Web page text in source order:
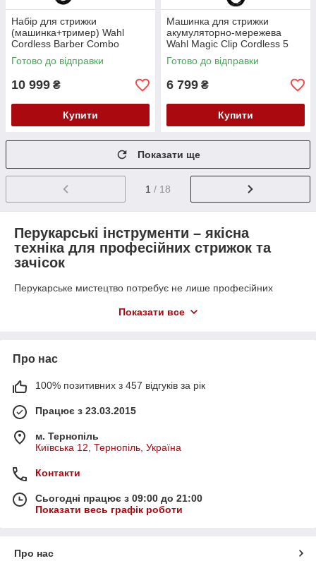
Набір для стрижки
(машинка+тример) Wahl
Cordless Barber Combo
3025726
Готово до відправки
10 999 ₴
Купити
Машинка для стрижки
акумуляторно-мережева
Wahl Magic Clip Cordless 5
star Black 3026434
Готово до відправки
6 799 ₴
Купити
Показати ще
1 / 18
Перукарські інструменти – якісна
техніка для професійних стрижок та
зачісок
Перукарське мистецтво потребує не лише професійних
допомагають створювати стильні стрижки та зачіски. Сучасні
плойки, стайлери та вирівнювачі. Всі ці інструменти
обов’язково повинні бути в арсеналі кожного перукаря та
барбера, адже чим більший у вас професійний арсенал, тим
легше вам буде працювати.
Перукарські інструменти – топ найнеобхідніших
Техніка для перукарів відіграє ключову роль у створенні
інструментів залежить не тільки зручність роботи майстра,
Ось список техніки, якою користуються практично всі
інструментом для будь-якого перукаря, дозволяють
Показати все
Про нас
100% позитивних з 457 відгуків за рік
Працює з 23.03.2015
м. Тернопіль
Київська 12, Тернопіль, Україна
Контакти
Сьогодні працює з 09:00 до 21:00
Показати весь графік роботи
Про нас